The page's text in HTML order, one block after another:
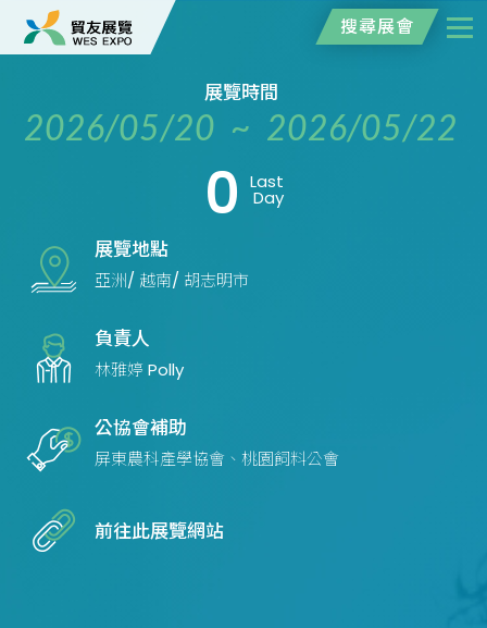
搜尋展會
展覽時間
2026/05/20 ~ 2026/05/22
0 Last
Day
展覽地點
亞洲/ 越南/ 胡志明市
負責人
林雅婷 Polly
公協會補助
屏東農科產學協會、桃園飼料公會
前往此展覽網站